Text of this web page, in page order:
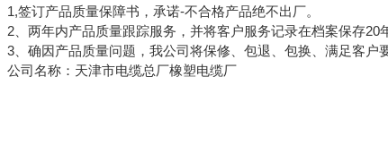
1,签订产品质量保障书，承诺-不合格产品绝不出厂。
2、两年内产品质量跟踪服务，并将客户服务记录在档案保存20
3、确因产品质量问题，我公司将保修、包退、包换、满足客户要
公司名称：天津市电缆总厂橡塑电缆厂